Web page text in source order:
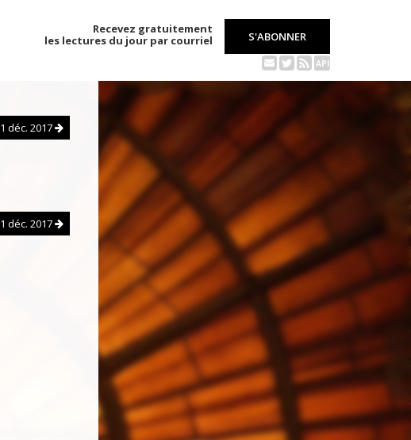
Recevez gratuitement
les lectures du jour par courriel
S'ABONNER
API
1 déc. 2017
1 déc. 2017